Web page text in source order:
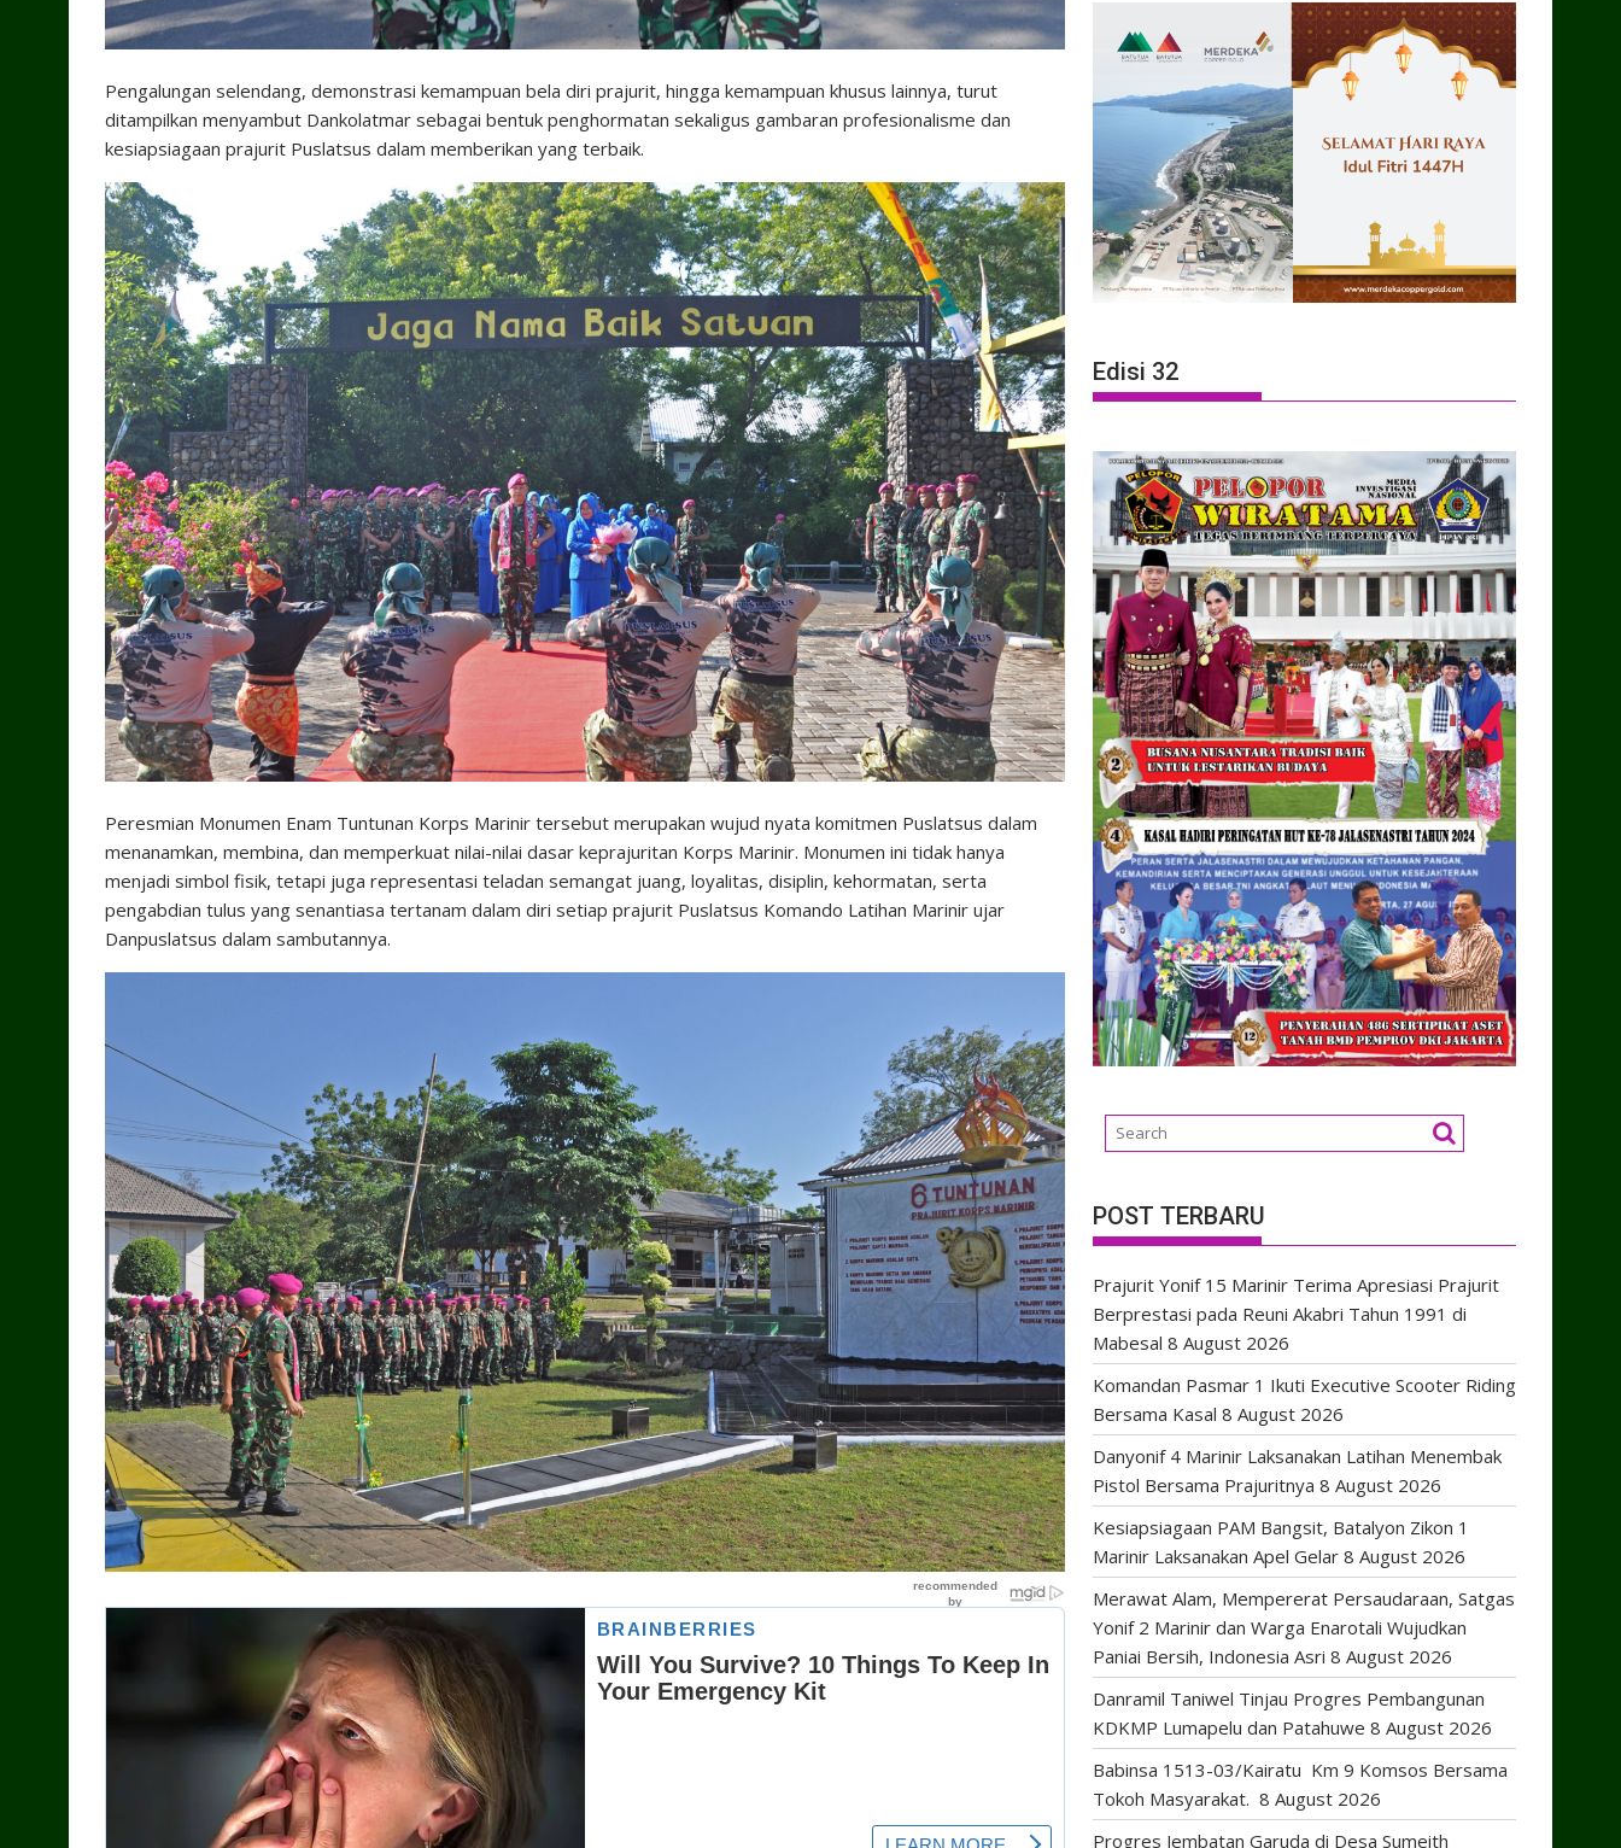
Pengalungan selendang, demonstrasi kemampuan bela diri prajurit, hingga kemampuan khusus lainnya, turut
ditampilkan menyambut Dankolatmar sebagai bentuk penghormatan sekaligus gambaran profesionalisme dan
kesiapsiagaan prajurit Puslatsus dalam memberikan yang terbaik.
Peresmian Monumen Enam Tuntunan Korps Marinir tersebut merupakan wujud nyata komitmen Puslatsus dalam
menanamkan, membina, dan memperkuat nilai-nilai dasar keprajuritan Korps Marinir. Monumen ini tidak hanya
menjadi simbol fisik, tetapi juga representasi teladan semangat juang, loyalitas, disiplin, kehormatan, serta
pengabdian tulus yang senantiasa tertanam dalam diri setiap prajurit Puslatsus Komando Latihan Marinir ujar
Danpuslatsus dalam sambutannya.
Edisi 32
POST TERBARU
Prajurit Yonif 15 Marinir Terima Apresiasi Prajurit
Berprestasi pada Reuni Akabri Tahun 1991 di
Mabesal 8 August 2026
Komandan Pasmar 1 Ikuti Executive Scooter Riding
Bersama Kasal 8 August 2026
Danyonif 4 Marinir Laksanakan Latihan Menembak
Pistol Bersama Prajuritnya 8 August 2026
Kesiapsiagaan PAM Bangsit, Batalyon Zikon 1
Marinir Laksanakan Apel Gelar 8 August 2026
Merawat Alam, Mempererat Persaudaraan, Satgas
Yonif 2 Marinir dan Warga Enarotali Wujudkan
Paniai Bersih, Indonesia Asri 8 August 2026
Danramil Taniwel Tinjau Progres Pembangunan
KDKMP Lumapelu dan Patahuwe 8 August 2026
Babinsa 1513-03/Kairatu Km 9 Komsos Bersama
Tokoh Masyarakat. 8 August 2026
Progres Jembatan Garuda di Desa Sumeith